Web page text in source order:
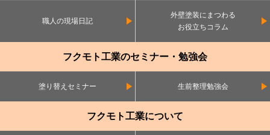
職人の現場日記
外壁塗装にまつわる
お役立ちコラム
フクモト工業のセミナー・勉強会
塗り替えセミナー 生前整理勉強会
フクモト工業について